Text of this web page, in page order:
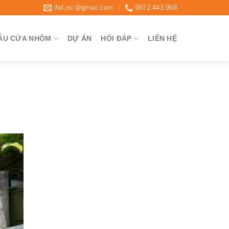
lhd.jsc@gmail.com 0972.443.968
CỬA NHÔM DỰ ÁN HỎI ĐÁP LIÊN HỆ